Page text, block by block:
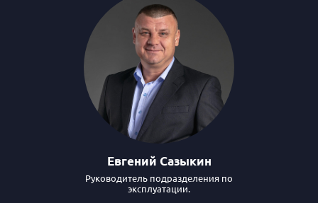
Евгений Сазыкин
Руководитель подразделения по
эксплуатации.